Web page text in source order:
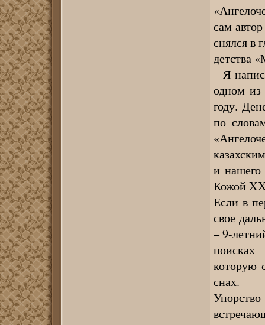
сам
снялся в
детства
– Я
одном
году.
по
и нашего
Кожой
Если в
свое
– 9-
которую
снах.